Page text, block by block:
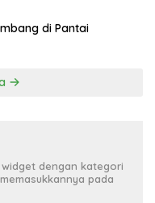
di Pantai
dengan kategori
pada